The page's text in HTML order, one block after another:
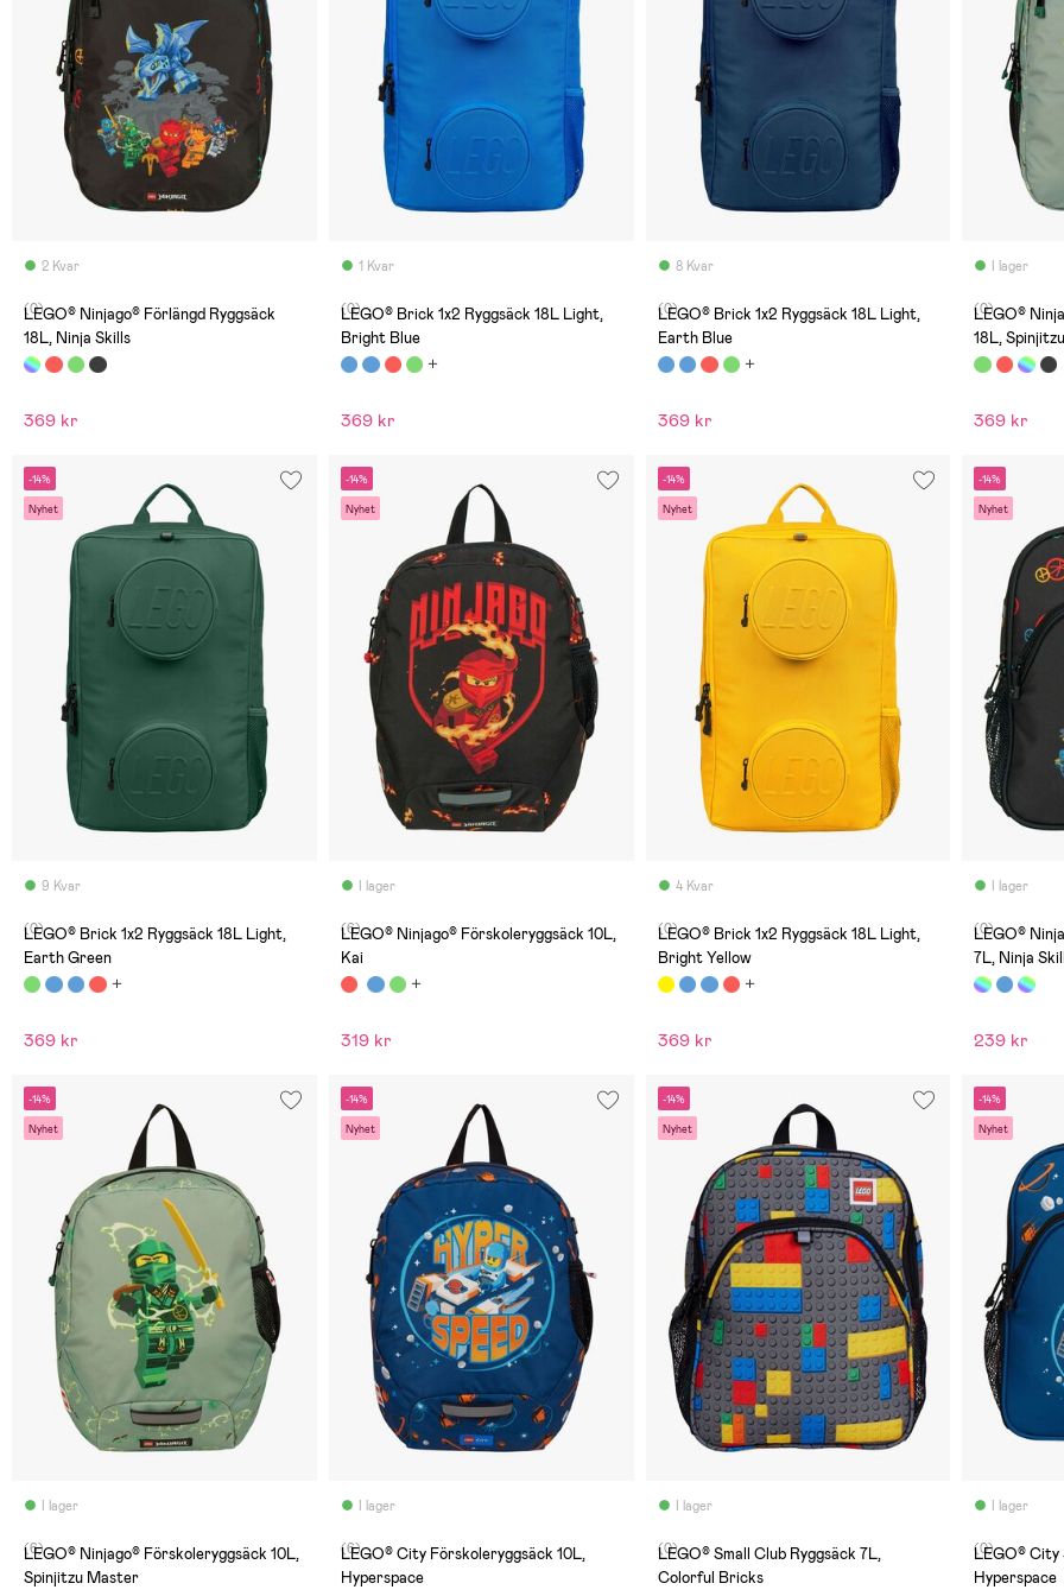
2 Kvar
(0)
LEGO® Ninjago® Förlängd Ryggsäck
18L, Ninja Skills
369 kr
1 Kvar
(0)
LEGO® Brick 1x2 Ryggsäck 18L Light,
Bright Blue
369 kr
8 Kvar
(0)
LEGO® Brick 1x2 Ryggsäck 18L Light,
Earth Blue
369 kr
I lager
(0)
LEGO® Ninjago® Förlängd
18L,
369 kr
-14%
Nyhet
9 Kvar
(0)
LEGO® Brick 1x2 Ryggsäck 18L Light,
Earth Green
369 kr
-14%
Nyhet
I lager
(6)
LEGO® Ninjago® Förskoleryggsäck 10L,
Kai
319 kr
-14%
Nyhet
4 Kvar
(0)
LEGO® Brick 1x2 Ryggsäck 18L Light,
Bright Yellow
369 kr
-14%
Nyhet
I lager
(0)
LEGO®
7L, Ninja
239 kr
-14%
Nyhet
I lager
(6)
LEGO® Ninjago® Förskoleryggsäck 10L,
Spinjitzu Master
-14%
Nyhet
I lager
(6)
LEGO® City Förskoleryggsäck 10L,
Hyperspace
-14%
Nyhet
I lager
(0)
LEGO® Small Club Ryggsäck 7L,
Colorful Bricks
-14%
Nyhet
I lager
(0)
LEGO® City
Hyperspace